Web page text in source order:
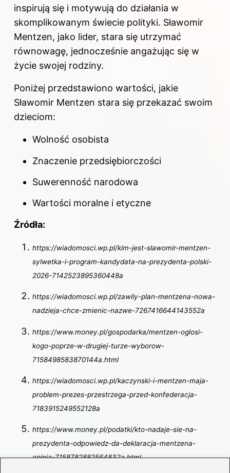
inspirują się i motywują do działania w
skomplikowanym świecie polityki. Sławomir
Mentzen, jako lider, stara się utrzymać
równowagę, jednocześnie angażując się w
życie swojej rodziny.
Poniżej przedstawiono wartości, jakie
Sławomir Mentzen stara się przekazać swoim
dzieciom:
Wolność osobista
Znaczenie przedsiębiorczości
Suwerenność narodowa
Wartości moralne i etyczne
Źródła:
https://wiadomosci.wp.pl/kim-jest-slawomir-mentzen-
sylwetka-i-program-kandydata-na-prezydenta-polski-
2026-7142523895360448a
https://wiadomosci.wp.pl/zawily-plan-mentzena-nowa-
nadzieja-chce-zmienic-nazwe-7267416644143552a
https://www.money.pl/gospodarka/mentzen-oglosi-
kogo-poprze-w-drugiej-turze-wyborow-
7158498583870144a.html
https://wiadomosci.wp.pl/kaczynski-i-mentzen-maja-
problem-prezes-przestrzega-przed-konfederacja-
7183915249552128a
https://www.money.pl/podatki/kto-nadaje-sie-na-
prezydenta-odpowiedz-da-deklaracja-mentzena-
opinia-7158782882564832a.html